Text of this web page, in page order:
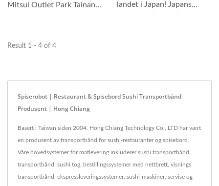
Mitsui Outlet Park Tainan
landet i Japan! Japans
Result 1 - 4 of 4
Spiserobot | Restaurant & Spisebord Sushi Transportbånd
Produsent | Hong Chiang
Basert i Taiwan siden 2004, Hong Chiang Technology Co., LTD har vært
en produsent av transportbånd for sushi-restauranter og spisebord.
Våre hovedsystemer for matlevering inkluderer sushi transportbånd,
transportbånd, sushi tog, bestillingssystemer med nettbrett, visnings
transportbånd, ekspressleveringssystemer, sushi-maskiner, servise og